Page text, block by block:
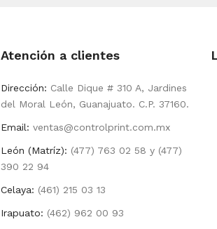
Atención a clientes
Dirección: Calle Dique # 310 A, Jardines
del Moral León, Guanajuato. C.P. 37160.
Email: ventas@controlprint.com.mx
León (Matríz): (477) 763 02 58 y (477)
390 22 94
Celaya: (461) 215 03 13
Irapuato: (462) 962 00 93